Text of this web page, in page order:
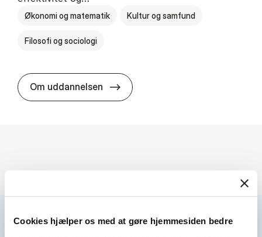
Cookies hjælper os med at gøre hjemmesiden bedre
Økonomi og matematik Kultur og samfund
Filosofi og sociologi
Om uddannelsen HA(fil.) - erhvervs­økonomi og